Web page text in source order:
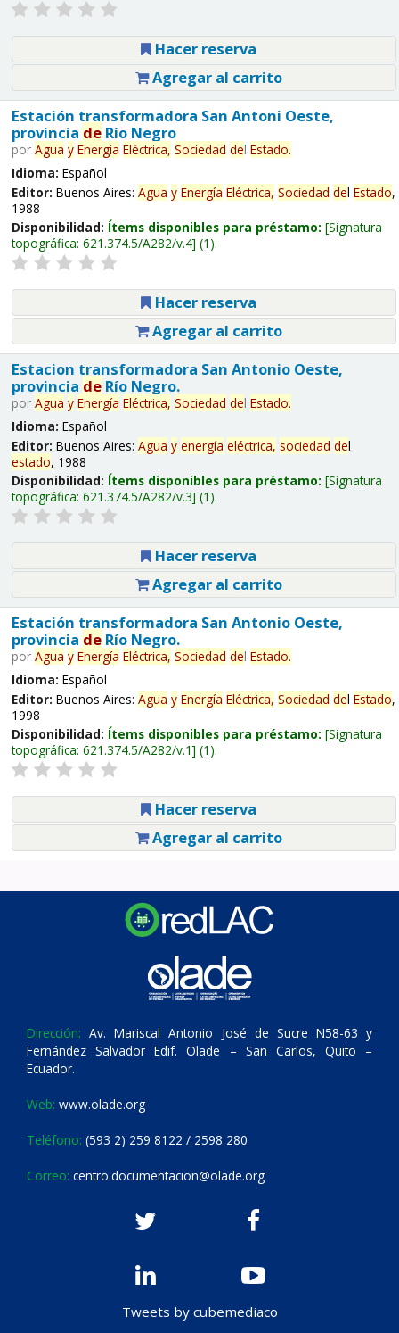
Hacer reserva
Agregar al carrito
Estación transformadora San Antoni Oeste,
provincia deRío Negro
por Agua y Energía Eléctrica, Sociedad del Estado.
Idioma: Español
Editor: Buenos Aires: Agua y Energía Eléctrica, Sociedad del Estado,
1988
Disponibilidad: Ítems disponibles para préstamo: Signatura
topográfica: 621.374.5/A282/v.4 (1).
Hacer reserva
Agregar al carrito
Estacion transformadora San Antonio Oeste,
provincia deRío Negro.
por Agua y Energía Eléctrica, Sociedad del Estado.
Idioma: Español
Editor: Buenos Aires: Agua y energía eléctrica, sociedad del
estado, 1988
Disponibilidad: Ítems disponibles para préstamo: Signatura
topográfica: 621.374.5/A282/v.3 (1).
Hacer reserva
Agregar al carrito
Estación transformadora San Antonio Oeste,
provincia deRío Negro.
por Agua y Energía Eléctrica, Sociedad del Estado.
Idioma: Español
Editor: Buenos Aires: Agua y Energía Eléctrica, Sociedad del Estado,
1998
Disponibilidad: Ítems disponibles para préstamo: Signatura
topográfica: 621.374.5/A282/v.1 (1).
Hacer reserva
Agregar al carrito
Dirección: Av. Mariscal Antonio José de Sucre N58-63 y
Fernández Salvador Edif. Olade – San Carlos, Quito –
Ecuador.
Web: www.olade.org
Teléfono: (593 2) 259 8122 / 2598 280
Correo: centro.documentacion@olade.org
Tweets by cubemediaco